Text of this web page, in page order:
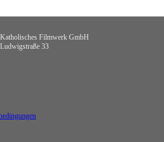
Katholisches Filmwerk GmbH
Ludwigstraße 33